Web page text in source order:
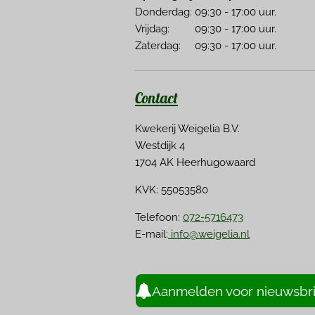
Donderdag: 09:30 - 17:00 uur.
Vrijdag: 09:30 - 17:00 uur.
Zaterdag: 09:30 - 17:00 uur.
Contact
Kwekerij Weigelia B.V.
Westdijk 4
1704 AK Heerhugowaard
KVK: 55053580
Telefoon: 072-5716473
E-mail: info@weigelia.nl
Aanmelden voor